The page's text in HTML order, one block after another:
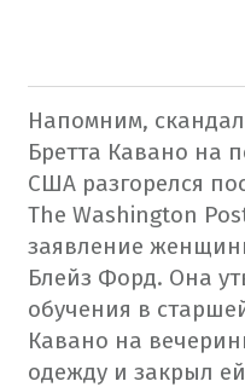
Напомним,
Бретта Кавано на
США разгорелся
The Washington
заявление
Блейз Форд. Она
обучения в
Кавано на
одежду и закрыл